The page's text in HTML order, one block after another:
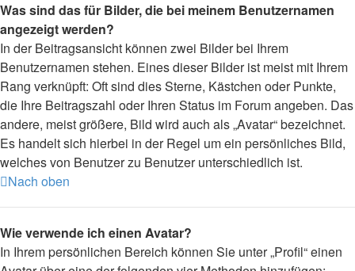
Was sind das für Bilder, die bei meinem Benutzernamen
angezeigt werden?
In der Beitragsansicht können zwei Bilder bei Ihrem
Benutzernamen stehen. Eines dieser Bilder ist meist mit Ihrem
Rang verknüpft: Oft sind dies Sterne, Kästchen oder Punkte,
die Ihre Beitragszahl oder Ihren Status im Forum angeben. Das
andere, meist größere, Bild wird auch als „Avatar“ bezeichnet.
Es handelt sich hierbei in der Regel um ein persönliches Bild,
welches von Benutzer zu Benutzer unterschiedlich ist.
Nach oben
Wie verwende ich einen Avatar?
In Ihrem persönlichen Bereich können Sie unter „Profil“ einen